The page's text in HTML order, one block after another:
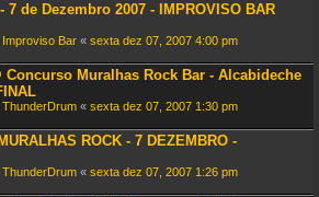
7 de Dezembro 2007 - IMPROVISO BAR
Improviso Bar « sexta dez 07, 2007 4:00 pm
Concurso Muralhas Rock Bar - Alcabideche
ThunderDrum « sexta dez 07, 2007 1:30 pm
ROCK - 7 DEZEMBRO -
ThunderDrum « sexta dez 07, 2007 1:26 pm